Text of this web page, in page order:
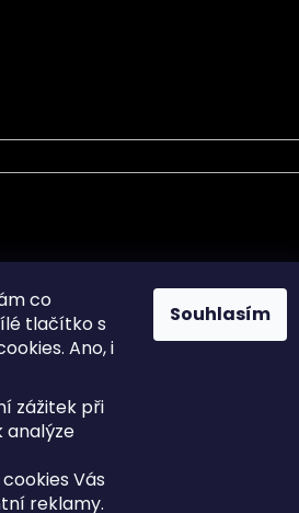
co
tlačítko s
Ano, i
zážitek při
analýze
Vás
reklamy.
Souhlasím
a Platba
vrácení zboží ve 30 denní
podmínky